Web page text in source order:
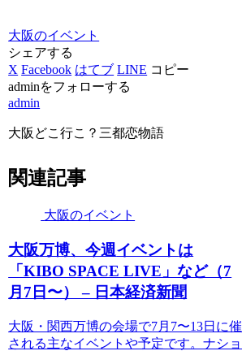
大阪のイベント
シェアする
X Facebook はてブ LINE コピー
adminをフォローする
admin
大阪どこ行こ？三都恋物語
関連記事
大阪のイベント
大阪万博、今週イベントは
「KIBO SPACE LIVE」など（7
月7日〜） – 日本経済新聞
大阪・関西万博の会場で7月7〜13日に催
される主なイベントや予定です。ナショ